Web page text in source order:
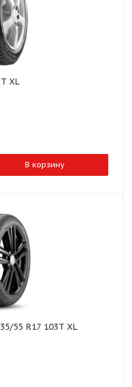
XL
В корзину
55 R17 103T XL